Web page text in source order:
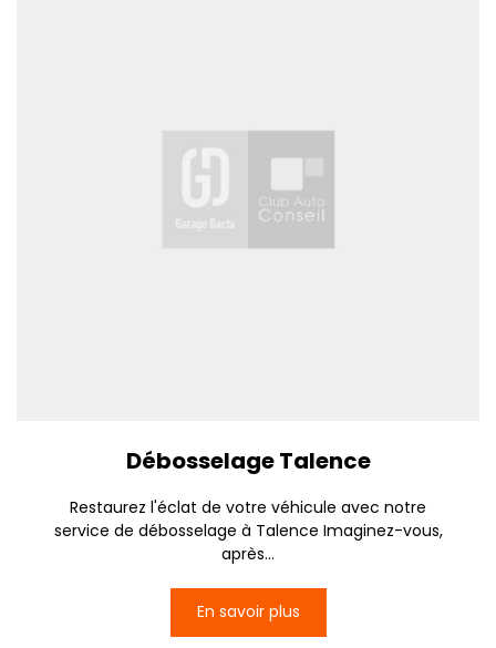
Débosselage Talence
Restaurez l'éclat de votre véhicule avec notre
service de débosselage à Talence Imaginez-vous,
après...
En savoir plus